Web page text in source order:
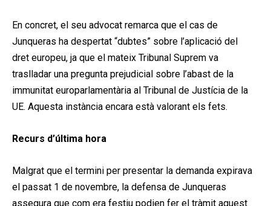
En concret, el seu advocat remarca que el cas de
Junqueras ha despertat “dubtes” sobre l’aplicació del
dret europeu, ja que el mateix Tribunal Suprem va
traslladar una pregunta prejudicial sobre l’abast de la
immunitat europarlamentària al Tribunal de Justícia de la
UE. Aquesta instància encara està valorant els fets.
Recurs d’última hora
Malgrat que el termini per presentar la demanda expirava
el passat 1 de novembre, la defensa de Junqueras
assegura que com era festiu podien fer el tràmit aquest